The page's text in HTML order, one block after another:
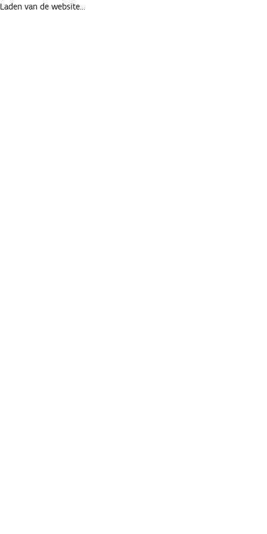
Laden van de website...